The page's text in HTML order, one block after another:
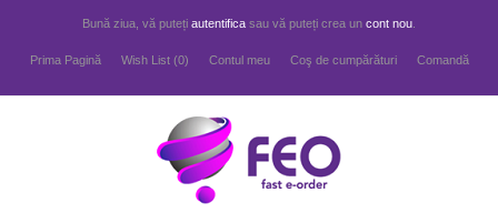
Bună ziua, vă puteți autentifica sau vă puteți crea un cont nou
Prima Pagină Wish List (0) Contul meu Coş de cumpărături Comandă